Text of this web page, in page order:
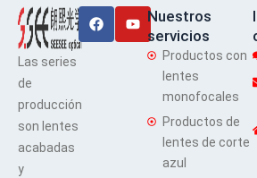
Las series
de
producción
son lentes
acabadas
y
FacebookYoutube
Nuestros
servicios
Productos con
lentes
monofocales
Productos de
lentes de corte
azul